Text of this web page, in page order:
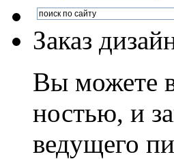
Заказ
Вы можете
ностью, и
ведущего